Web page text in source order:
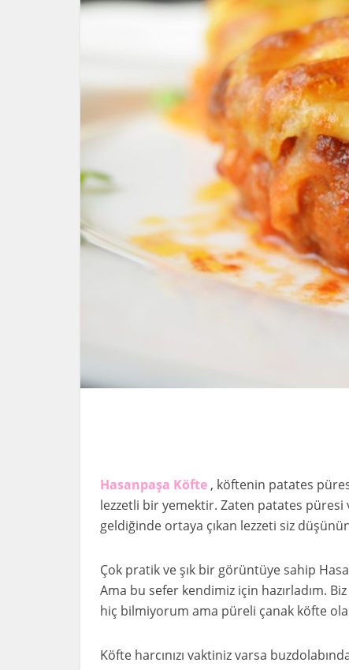
Hasanpaşa Köfte , köftenin patates
lezzetli bir yemektir. Zaten patates püresi
geldiğinde ortaya çıkan lezzeti siz
Çok pratik ve şık bir görüntüye sahip
Ama bu sefer kendimiz için hazırladım.
hiç bilmiyorum ama püreli çanak köfte
Köfte harcınızı vaktiniz varsa